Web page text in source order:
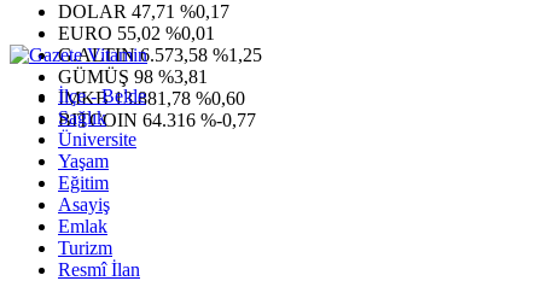
DOLAR 47,71 %0,17
EURO 55,02 %0,01
G.ALTIN6.573,58 %1,25
GÜMÜŞ 98 %3,81
IMKB13.881,78 %0,60
BITCOIN 64.316 %-0,77
İlçe - Belde
Sağlık
Üniversite
Yaşam
Eğitim
Asayiş
Emlak
Turizm
Resmî İlan